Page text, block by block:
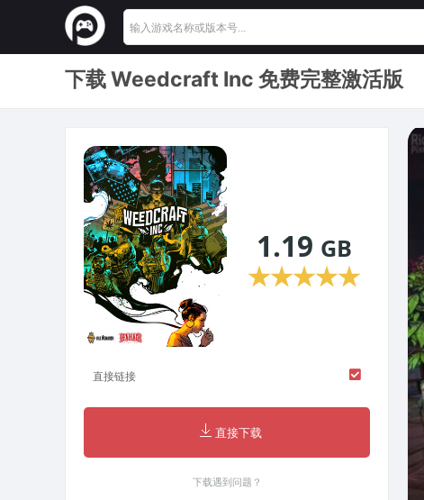
下载 Weedcraft Inc 免费完整激活版
1.19 GB
★★★★★
直接链接
直接下载
下载遇到问题？